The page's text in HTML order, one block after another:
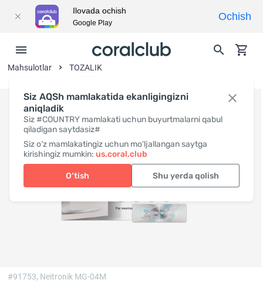
Siz AQSh mamlakatida ekanligingizni
aniqladik
Siz #COUNTRY mamlakati uchun buyurtmalarni qabul
qiladigan saytdasiz#
Siz o‘z mamlakatingiz uchun mo‘ljallangan saytga
kirishingiz mumkin: us.coral.club
O‘tish Shu yerda qolish
Mahsulotlar TOZALIK
#91753, Neitronik MG-04M
Ilovada ochish
Google Play
Ochish